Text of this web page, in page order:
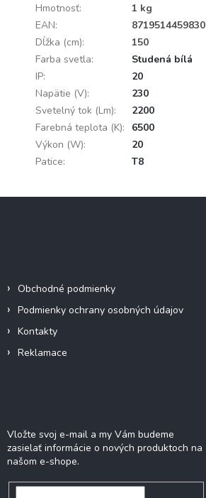
Hmotnosť:
1 kg
EAN:
8719514459830
Dĺžka (cm):
150
Farba svetla:
Studená bílá
IP:
20
Napätie (V):
230
Svetelný tok (Lm):
2200
Farebná teplota (K):
6500
Výkon (W):
20
Patice: T8
Obchodné podmienky
Podmienky ochrany osobných údajov
Kontakty
Reklamace
Vložte svoj e-mail a my Vám budeme
zasielať informácie o nových produktoch na
našom e-shope.